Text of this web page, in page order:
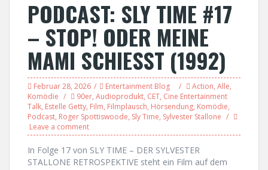
PODCAST: SLY TIME #17
– STOP! ODER MEINE
MAMI SCHIESST (1992)
Februar 28, 2026 Entertainment Blog Action, Alle,
Komödie
90er, Audioprodukt, CET, Cine Entertainment
Talk, Estelle Getty, Film, Filmplausch, Hörsendung, Komödie,
Podcast, Roger Spottiswoode, Sly Time, Sylvester Stallone
Leave a comment
In Folge 17 von SLY TIME – DER SYLVESTER
STALLONE RETROSPEKTIVE steht ein Film auf dem